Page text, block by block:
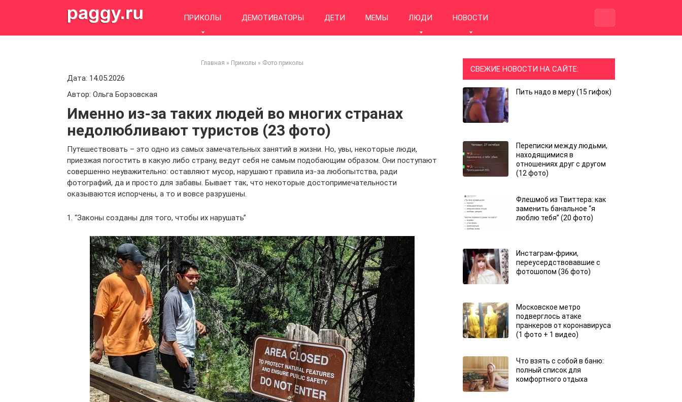
ПРИКОЛЫ ДЕМОТИВАТОРЫ ДЕТИ МЕМЫ ЛЮДИ НОВОСТИ
Главная » Приколы » Фото приколы
Дата: 14.05.2026
Автор: Ольга Борзовская
Именно из-за таких людей во многих странах
недолюбливают туристов (23 фото)
Путешествовать – это одно из самых замечательных занятий в жизни. Но, увы, некоторые люди,
приезжая погостить в какую либо страну, ведут себя не самым подобающим образом. Они поступают
совершенно неуважительно: оставляют мусор, нарушают правила из-за любопытства, ради
фотографий, да и просто для забавы. Бывает так, что некоторые достопримечательности
оказываются испорчены, а то и вовсе разрушены.
1. “Законы созданы для того, чтобы их нарушать”
СВЕЖИЕ НОВОСТИ НА САЙТЕ:
Пить надо в меру (15 гифок)
Переписки между людьми,
находящимися в
отношениях друг с другом
(12 фото)
Флешмоб из Твиттера: как
заменить банальное “я
люблю тебя” (20 фото)
Инстаграм-фрики,
переусердствовавшие с
фотошопом (36 фото)
Московское метро
подверглось атаке
пранкеров от коронавируса
(1 фото + 1 видео)
Что взять с собой в баню:
полный список для
комфортного отдыха